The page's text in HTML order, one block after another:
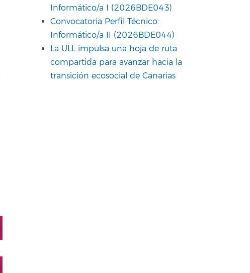
Informático/a I (2026BDE043)
Convocatoria Perfil Técnico:
Informático/a II (2026BDE044)
La ULL impulsa una hoja de ruta
compartida para avanzar hacia la
transición ecosocial de Canarias